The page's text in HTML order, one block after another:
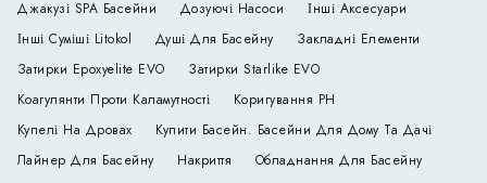
Джакузі SPA Басейни
Дозуючі Насоси
Інші Аксесуари
Інші Суміші Litokol
Душі Для Басейну
Закладні Елементи
Затирки Epoxyelite EVO
Затирки Starlike EVO
Коагулянти Проти Каламутності
Коригування РН
Купелі На Дровах
Купити Басейн. Басейни Для Дому Та Дачі
Лайнер Для Басейну
Накриття
Обладнання Для Басейну